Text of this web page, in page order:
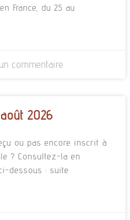
France, du 25 au
commentaire
2026
ou pas encore inscrit à
? Consultez-la en
dessous : suite